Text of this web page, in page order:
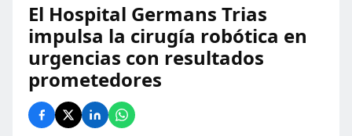
El Hospital Germans Trias
impulsa la cirugía robótica en
urgencias con resultados
prometedores